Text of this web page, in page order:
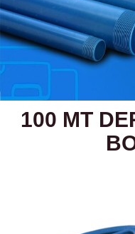
100 MT